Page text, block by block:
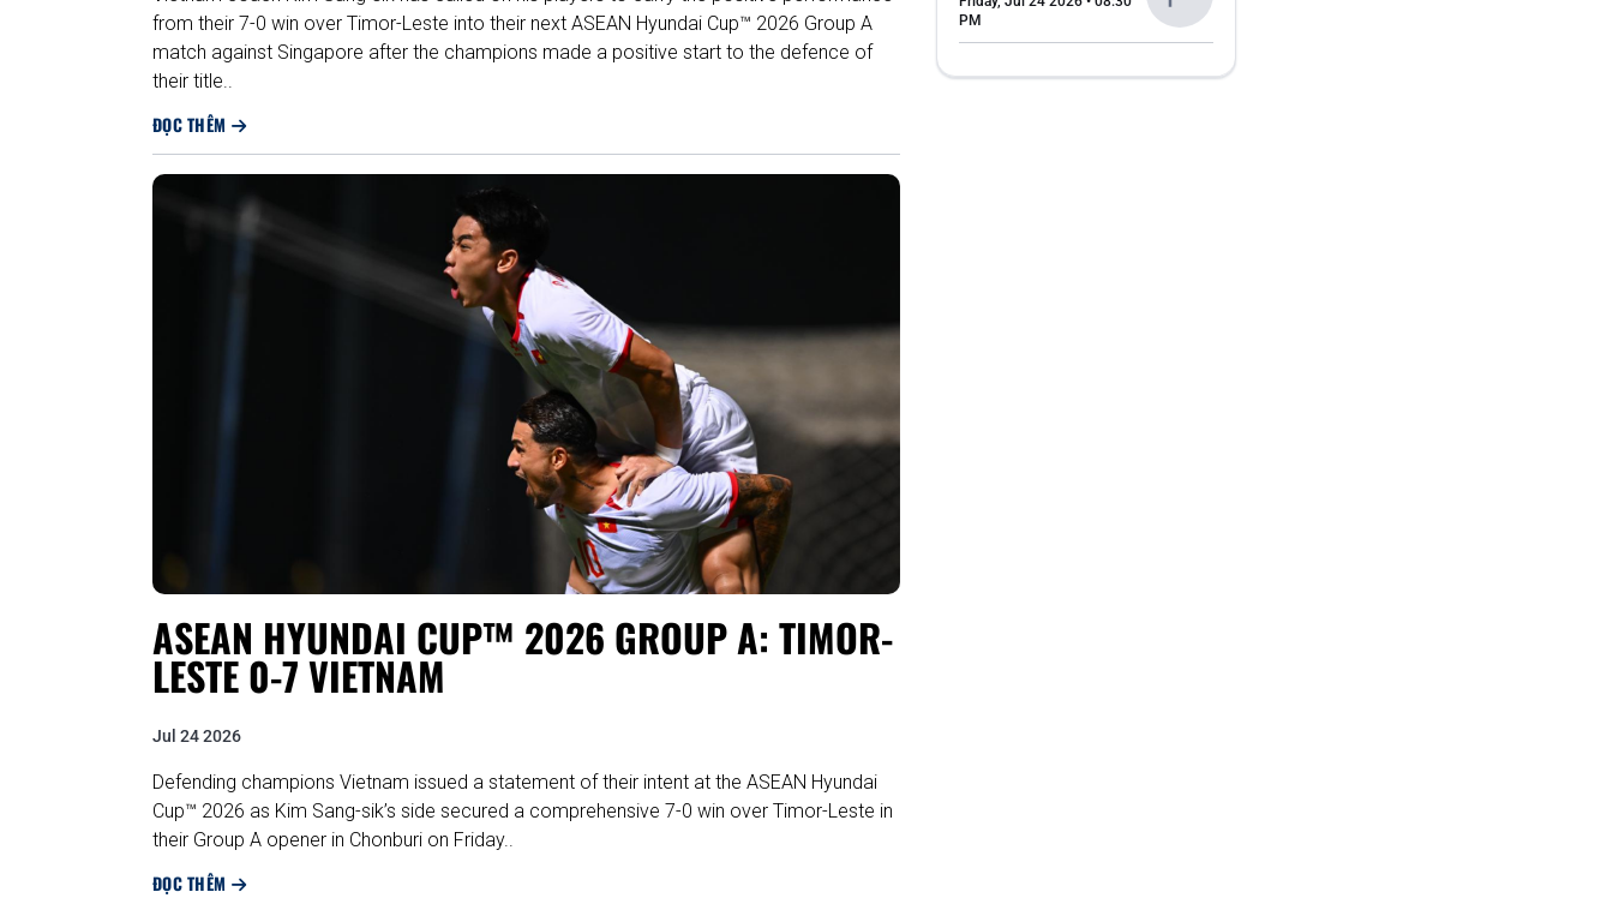
from their 7-0 win over Timor-Leste into their next ASEAN Hyundai Cup™ 2026 Group A
match against Singapore after the champions made a positive start to the defence of
their title..
ĐỌC THÊM
ASEAN HYUNDAI CUP™ 2026 GROUP A: TIMOR-
LESTE 0-7 VIETNAM
Jul 24 2026
Defending champions Vietnam issued a statement of their intent at the ASEAN Hyundai
Cup™ 2026 as Kim Sang-sik’s side secured a comprehensive 7-0 win over Timor-Leste in
their Group A opener in Chonburi on Friday..
ĐỌC THÊM
PM